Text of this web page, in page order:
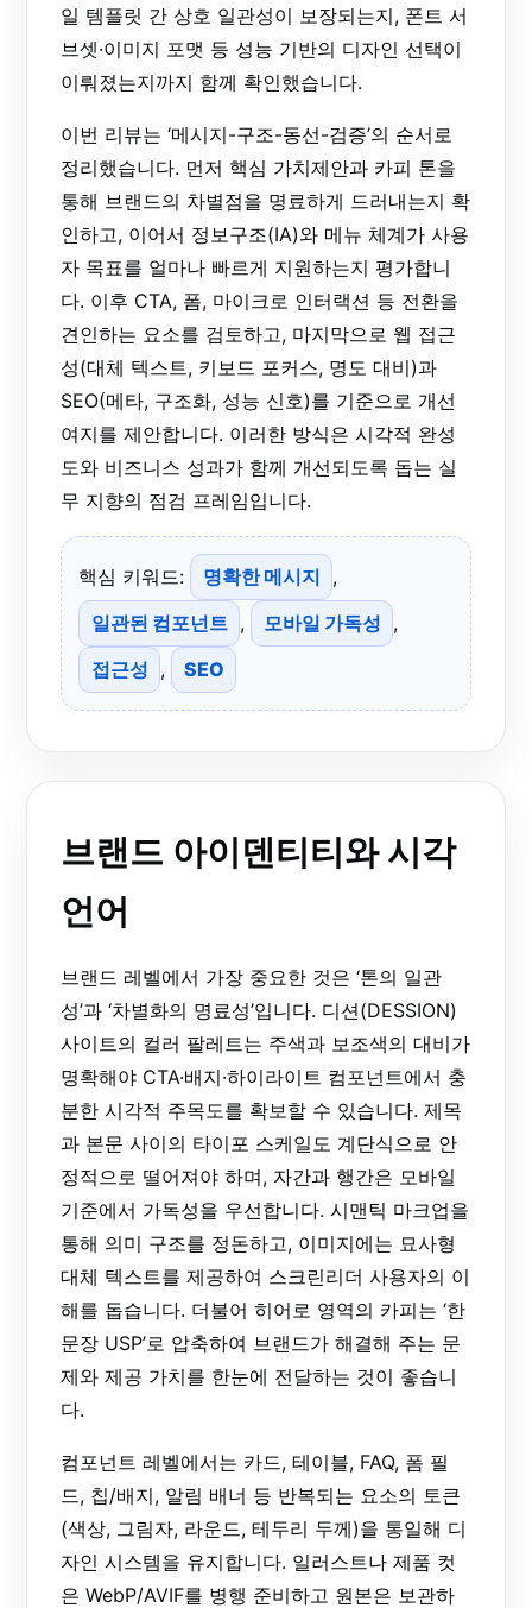
일 템플릿 간 상호 일관성이 보장되는지, 폰트 서
브셋·이미지 포맷 등 성능 기반의 디자인 선택이
이뤄졌는지까지 함께 확인했습니다.
이번 리뷰는 ‘메시지-구조-동선-검증’의 순서로
정리했습니다. 먼저 핵심 가치제안과 카피 톤을
통해 브랜드의 차별점을 명료하게 드러내는지 확
인하고, 이어서 정보구조(IA)와 메뉴 체계가 사용
자 목표를 얼마나 빠르게 지원하는지 평가합니
다. 이후 CTA, 폼, 마이크로 인터랙션 등 전환을
견인하는 요소를 검토하고, 마지막으로 웹 접근
성(대체 텍스트, 키보드 포커스, 명도 대비)과
SEO(메타, 구조화, 성능 신호)를 기준으로 개선
여지를 제안합니다. 이러한 방식은 시각적 완성
도와 비즈니스 성과가 함께 개선되도록 돕는 실
무 지향의 점검 프레임입니다.
핵심 키워드: 명확한 메시지
,
일관된 컴포넌트 , 모바일 가독성 ,
접근성 , SEO
브랜드 아이덴티티와 시각
언어
브랜드 레벨에서 가장 중요한 것은 ‘톤의 일관
성’과 ‘차별화의 명료성’입니다. 디션(DESSION)
사이트의 컬러 팔레트는 주색과 보조색의 대비가
명확해야 CTA·배지·하이라이트 컴포넌트에서 충
분한 시각적 주목도를 확보할 수 있습니다. 제목
과 본문 사이의 타이포 스케일도 계단식으로 안
정적으로 떨어져야 하며, 자간과 행간은 모바일
기준에서 가독성을 우선합니다. 시맨틱 마크업을
통해 의미 구조를 정돈하고, 이미지에는 묘사형
대체 텍스트를 제공하여 스크린리더 사용자의 이
해를 돕습니다. 더불어 히어로 영역의 카피는 ‘한
문장 USP’로 압축하여 브랜드가 해결해 주는 문
제와 제공 가치를 한눈에 전달하는 것이 좋습니
다.
컴포넌트 레벨에서는 카드, 테이블, FAQ, 폼 필
드, 칩/배지, 알림 배너 등 반복되는 요소의 토큰
(색상, 그림자, 라운드, 테두리 두께)을 통일해 디
자인 시스템을 유지합니다. 일러스트나 제품 컷
은 WebP/AVIF를 병행 준비하고 원본은 보관하